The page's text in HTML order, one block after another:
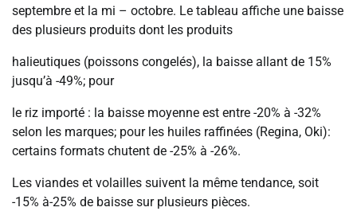
septembre et la mi – octobre. Le tableau affiche une baisse
des plusieurs produits dont les produits
halieutiques (poissons congelés), la baisse allant de 15%
jusqu’à -49%; pour
le riz importé : la baisse moyenne est entre -20% à -32%
selon les marques; pour les huiles raffinées (Regina, Oki):
certains formats chutent de -25% à -26%.
Les viandes et volailles suivent la même tendance, soit
-15% à-25% de baisse sur plusieurs pièces.